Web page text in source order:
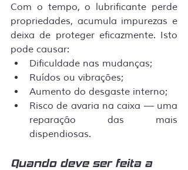
Com o tempo, o lubrificante perde
propriedades, acumula impurezas e
deixa de proteger eficazmente. Isto
pode causar:
Dificuldade nas mudanças;
Ruídos ou vibrações;
Aumento do desgaste interno;
Risco de avaria na caixa — uma
reparação das mais
dispendiosas.
Quando deve ser feita a